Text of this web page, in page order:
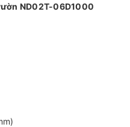
ND02T-06D1000